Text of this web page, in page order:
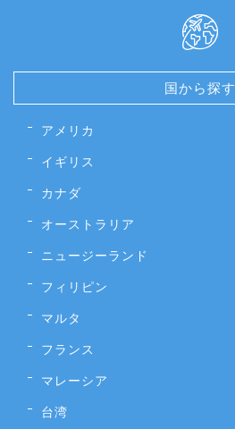
国から探す
アメリカ
イギリス
カナダ
オーストラリア
ニュージーランド
フィリピン
マルタ
フランス
マレーシア
台湾